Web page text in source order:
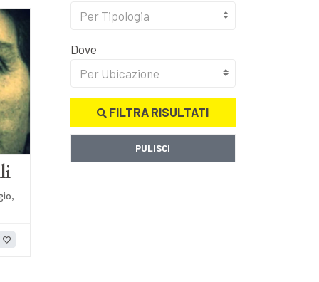
Per Tipologia
Dove
Per Ubicazione
FILTRA RISULTATI
PULISCI